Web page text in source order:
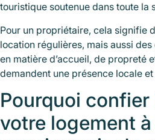
touristique soutenue dans toute la
Pour un propriétaire, cela signifie
location régulières, mais aussi
en matière d’accueil, de propreté
demandent une présence locale
Pourquoi
votre logement